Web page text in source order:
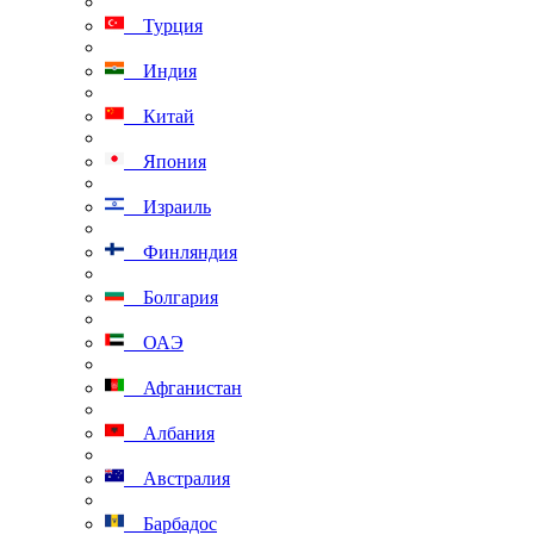
Турция
Индия
Китай
Япония
Израиль
Финляндия
Болгария
ОАЭ
Афганистан
Албания
Австралия
Барбадос